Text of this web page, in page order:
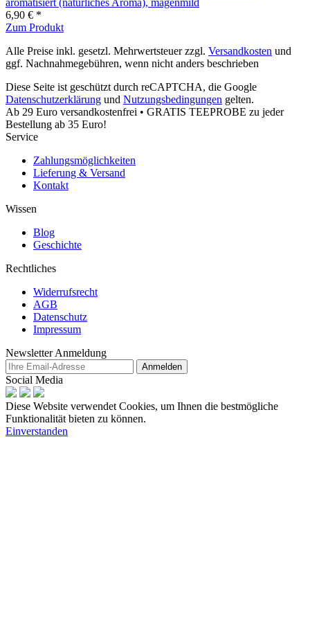
6,90 € *
Zum Produkt
Alle Preise inkl. gesetzl. Mehrwertsteuer zzgl. Versandkosten und
ggf. Nachnahmegebühren, wenn nicht anders beschrieben
Diese Seite ist geschützt durch reCAPTCHA, die Google
Datenschutzerklärung und Nutzungsbedingungen gelten.
Ab 29 Euro versandkostenfrei • GRATIS TEEPROBE zu jeder
Bestellung ab 35 Euro!
Service
Zahlungsmöglichkeiten
Lieferung & Versand
Kontakt
Wissen
Blog
Geschichte
Rechtliches
Widerrufsrecht
AGB
Datenschutz
Impressum
Newsletter Anmeldung
Anmelden
Social Media
Diese Website verwendet Cookies, um Ihnen die bestmögliche
Funktionalität bieten zu können.
Einverstanden